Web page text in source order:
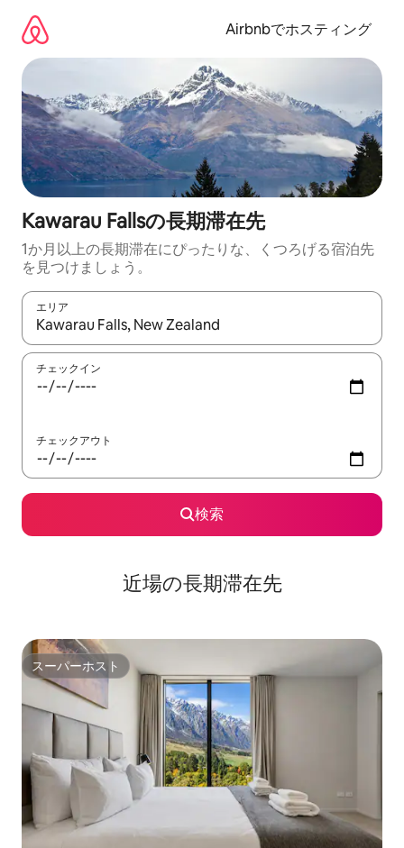
Airbnbでホスティング
Kawarau Fallsの長期滞在先
1か月以上の長期滞在にぴったりな、くつろげる宿泊先
を見つけましょう。
エリア
検索結果が表示されたら、上下の矢印キーを使って移動するか
チェックイン
チェックアウト
検索
近場の長期滞在先
スーパーホスト
スーパーホスト